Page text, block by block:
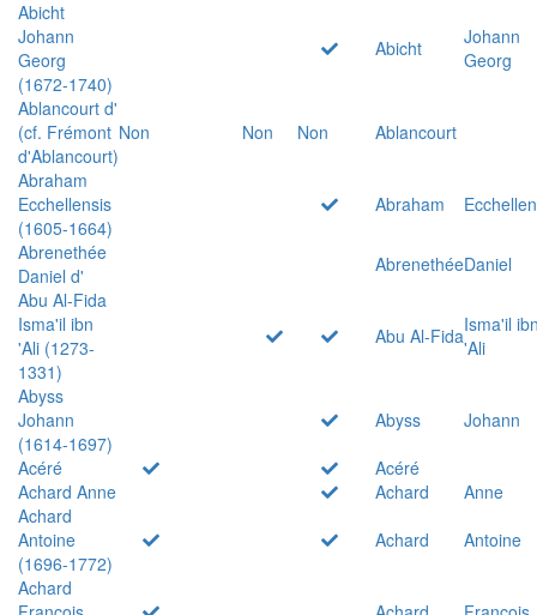
Abicht
Johann
Georg
(1672-1740)
Abicht
Johann
Georg
Ablancourt d'
(cf. Frémont
d'Ablancourt)
Non Non Non
Ablancourt
Abraham
Ecchellensis
(1605-1664)
Abraham
Abrenethée
Daniel d'
AbrenethéeDaniel
Abu Al-Fida
Isma'il ibn
'Ali (1273-
1331)
Abu Al-FidaIsma'il
'Ali
Abyss
Johann
(1614-1697)
Abyss
Johann
Acéré
Acéré
Achard Anne
Achard
Anne
Achard
Antoine
(1696-1772)
Achard
Antoine
Achard